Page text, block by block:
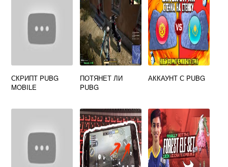
СКРИПТ PUBG
MOBILE
ПОТЯНЕТ ЛИ
PUBG
АККАУНТ С PUBG